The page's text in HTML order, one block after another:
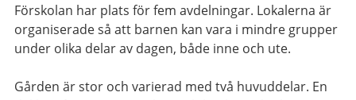
Förskolan har plats för fem avdelningar. Lokalerna är
organiserade så att barnen kan vara i mindre grupper
under olika delar av dagen, både inne och ute.
Gården är stor och varierad med två huvuddelar. En